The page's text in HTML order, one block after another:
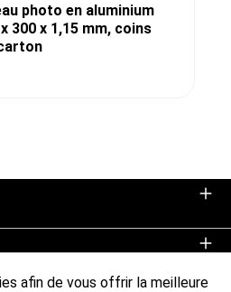
photo en aluminium
300 x 1,15 mm, coins
afin de vous offrir la meilleure